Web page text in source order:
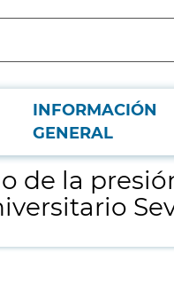
INFORMACIÓN
GENERAL
Hospital Universitario Severo
de la